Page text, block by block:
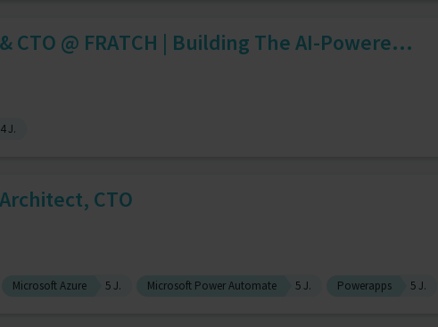
CTO @ FRATCH | Building The AI-Powere...
4 J.
CTO
Microsoft Azure 5 J. Microsoft Power Automate 5 J. Powerapps 5 J.